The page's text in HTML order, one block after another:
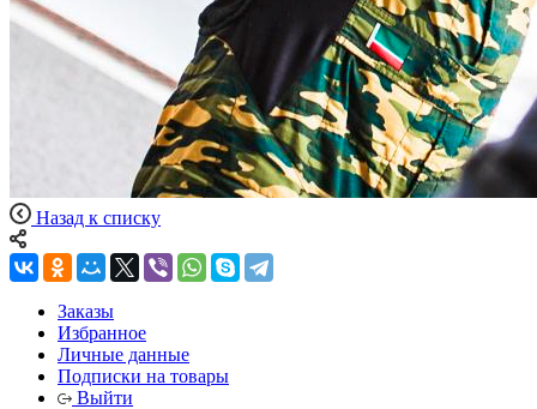
Назад к списку
Заказы
Избранное
Личные данные
Подписки на товары
Выйти